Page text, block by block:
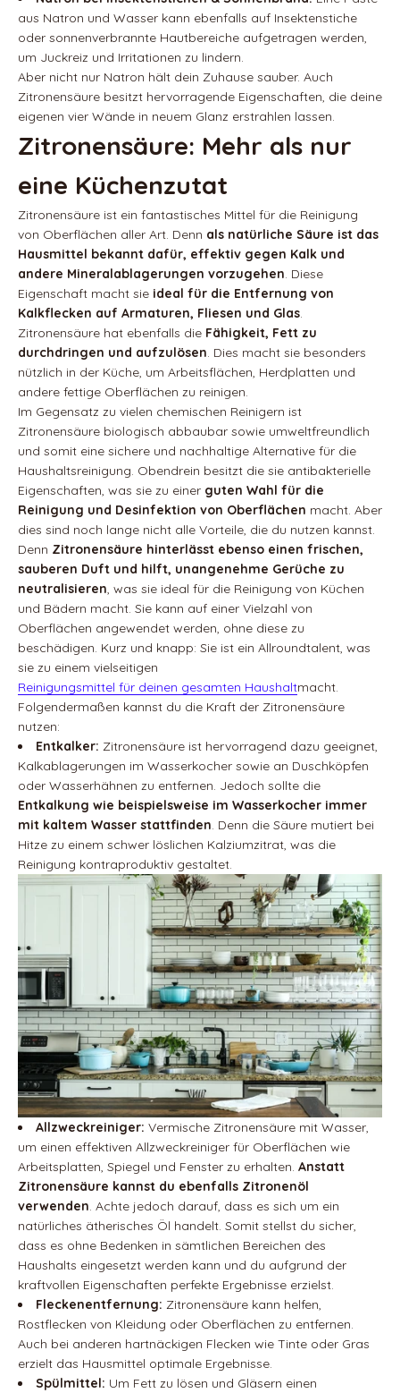
aus Natron und Wasser kann ebenfalls auf Insektenstiche
oder sonnenverbrannte Hautbereiche aufgetragen werden,
um Juckreiz und Irritationen zu lindern.
Aber nicht nur Natron hält dein Zuhause sauber. Auch
Zitronensäure besitzt hervorragende Eigenschaften, die deine
eigenen vier Wände in neuem Glanz erstrahlen lassen.
Zitronensäure: Mehr als nur
eine Küchenzutat
Zitronensäure ist ein fantastisches Mittel für die Reinigung
von Oberflächen aller Art. Denn als natürliche Säure ist das
Hausmittel bekannt dafür, effektiv gegen Kalk und
andere Mineralablagerungen vorzugehen. Diese
Eigenschaft macht sie ideal für die Entfernung von
Kalkflecken auf Armaturen, Fliesen und Glas.
Zitronensäure hat ebenfalls die Fähigkeit, Fett zu
durchdringen und aufzulösen. Dies macht sie besonders
nützlich in der Küche, um Arbeitsflächen, Herdplatten und
andere fettige Oberflächen zu reinigen.
Im Gegensatz zu vielen chemischen Reinigern ist
Zitronensäure biologisch abbaubar sowie umweltfreundlich
und somit eine sichere und nachhaltige Alternative für die
Haushaltsreinigung. Obendrein besitzt die sie antibakterielle
Eigenschaften, was sie zu einer guten Wahl für die
Reinigung und Desinfektion von Oberflächen macht. Aber
dies sind noch lange nicht alle Vorteile, die du nutzen kannst.
Denn Zitronensäure hinterlässt ebenso einen frischen,
sauberen Duft und hilft, unangenehme Gerüche zu
neutralisieren, was sie ideal für die Reinigung von Küchen
und Bädern macht. Sie kann auf einer Vielzahl von
Oberflächen angewendet werden, ohne diese zu
beschädigen. Kurz und knapp: Sie ist ein Allroundtalent, was
sie zu einem vielseitigen
Reinigungsmittel für deinen gesamten Haushaltmacht.
Folgendermaßen kannst du die Kraft der Zitronensäure
nutzen:
Entkalker: Zitronensäure ist hervorragend dazu geeignet,
Kalkablagerungen im Wasserkocher sowie an Duschköpfen
oder Wasserhähnen zu entfernen. Jedoch sollte die
Entkalkung wie beispielsweise im Wasserkocher immer
mit kaltem Wasser stattfinden. Denn die Säure mutiert bei
Hitze zu einem schwer löslichen Kalziumzitrat, was die
Reinigung kontraproduktiv gestaltet.
Allzweckreiniger: Vermische Zitronensäure mit Wasser,
um einen effektiven Allzweckreiniger für Oberflächen wie
Arbeitsplatten, Spiegel und Fenster zu erhalten. Anstatt
Zitronensäure kannst du ebenfalls Zitronenöl
verwenden. Achte jedoch darauf, dass es sich um ein
natürliches ätherisches Öl handelt. Somit stellst du sicher,
dass es ohne Bedenken in sämtlichen Bereichen des
Haushalts eingesetzt werden kann und du aufgrund der
kraftvollen Eigenschaften perfekte Ergebnisse erzielst.
Fleckenentfernung: Zitronensäure kann helfen,
Rostflecken von Kleidung oder Oberflächen zu entfernen.
Auch bei anderen hartnäckigen Flecken wie Tinte oder Gras
erzielt das Hausmittel optimale Ergebnisse.
Spülmittel: Um Fett zu lösen und Gläsern einen